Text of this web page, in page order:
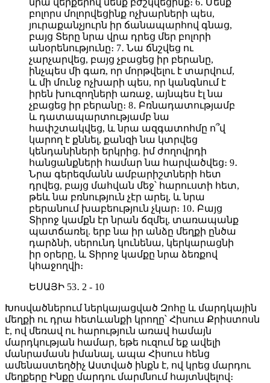
նրա վերքերով մենք բժշկվեցինք։ 6․ Մենք
բոլորս մոլորվեցինք ոչխարների պես,
յուրաքանչյուրն իր ճանապարհով գնաց,
բայց Տերը նրա վրա դրեց մեր բոլորի
անօրենությունը։ 7․ Նա ճնշվեց ու
չարչարվեց, բայց չբացեց իր բերանը,
ինչպես մի գառ, որ մորթվելու է տարվում,
և մի մունջ ոչխարի պես, որ կանգնում է
իրեն խուզողների առաջ, այնպես էլ նա
չբացեց իր բերանը։ 8․ Բռնադատությամբ
և դատապարտությամբ նա
հափշտակվեց, և նրա ազգատոհմը ո՞վ
կարող է քննել, քանզի նա կտրվեց
կենդանիների երկրից. իմ ժողովրդի
հանցանքների համար նա հարվածվեց։ 9․
Նրա գերեզմանն ամբարիշտների հետ
դրվեց, բայց մահվան մեջ՝ հարուստի հետ,
թեև նա բռնություն չէր արել, և նրա
բերանում խաբեություն չկար։ 10․ Բայց
Տիրոջ կամքն էր նրան ճզմել, տառապանք
պատճառել. երբ նա իր անձը մեղքի ընծա
դարձնի, սերունդ կունենա, կերկարացնի
իր օրերը, և Տիրոջ կամքը նրա ձեռքով
կհաջողվի։
ԵՍԱՅԻ 53․ 2 - 10
Խոսվածներում ներկայացված Զոհը և մարդկային
մեղքի ու դրա հետևանքի կրողը՝ Հիսուս Քրիստոսն
է, ով մեռավ ու հարություն առավ համայն
մարդկության համար, եթե ուզում եք ավելի
մանրամասն իմանալ, ապա Հիսուս հենց
ամենաստեղծիչ Աստված ինքն է, ով կրեց մարդու
մեղքերը Ինքը մարդու մարմնում հայտնվելով։